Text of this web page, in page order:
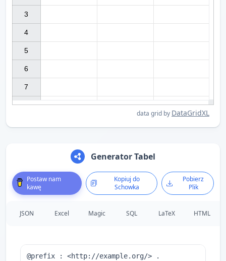
data grid by DataGridXL
3
4
5
6
7
Generator Tabel
Postaw nam
kawę
Kopiuj do
Schowka
Pobierz
Plik
JSON Excel Magic SQL LaTeX HTML